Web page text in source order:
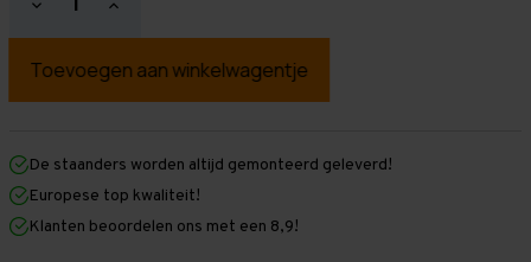
Hoeveelheid
verlagen
Grootvakstelling
mm
mm
x
600
mm
Hoeveelheid
verhogen
Grootvakstelling
mm
mm
600
mm
De staanders worden altijd gemonteerd geleverd!
Europese top kwaliteit!
Klanten beoordelen ons met een 8,9!